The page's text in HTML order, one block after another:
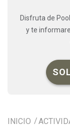
Disfruta de
y te
INICIO